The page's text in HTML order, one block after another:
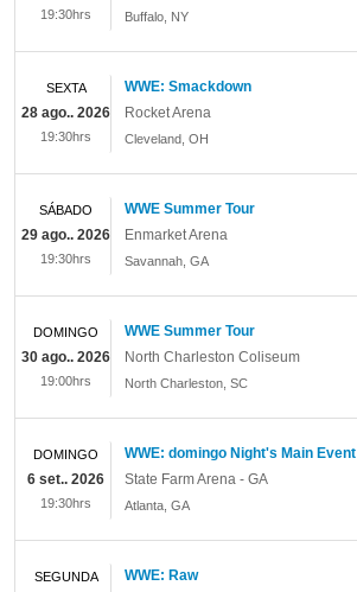
Buffalo NY
19:30hrs
WWE: Smackdown
Rocket Arena
Cleveland OH
SEXTA
28 ago.. 2026
19:30hrs
WWE Summer Tour
Enmarket Arena
Savannah GA
SÁBADO
29 ago.. 2026
19:30hrs
WWE Summer Tour
North Charleston Coliseum
North Charleston SC
DOMINGO
30 ago.. 2026
19:00hrs
WWE: domingo Night's Main Event
State Farm Arena - GA
Atlanta GA
DOMINGO
6 set.. 2026
19:30hrs
WWE: Raw
SEGUNDA